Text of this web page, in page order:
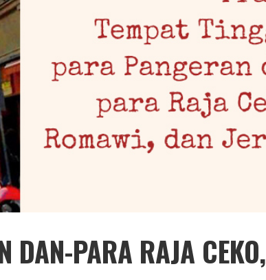
DAN-PARA RAJA CEKO,